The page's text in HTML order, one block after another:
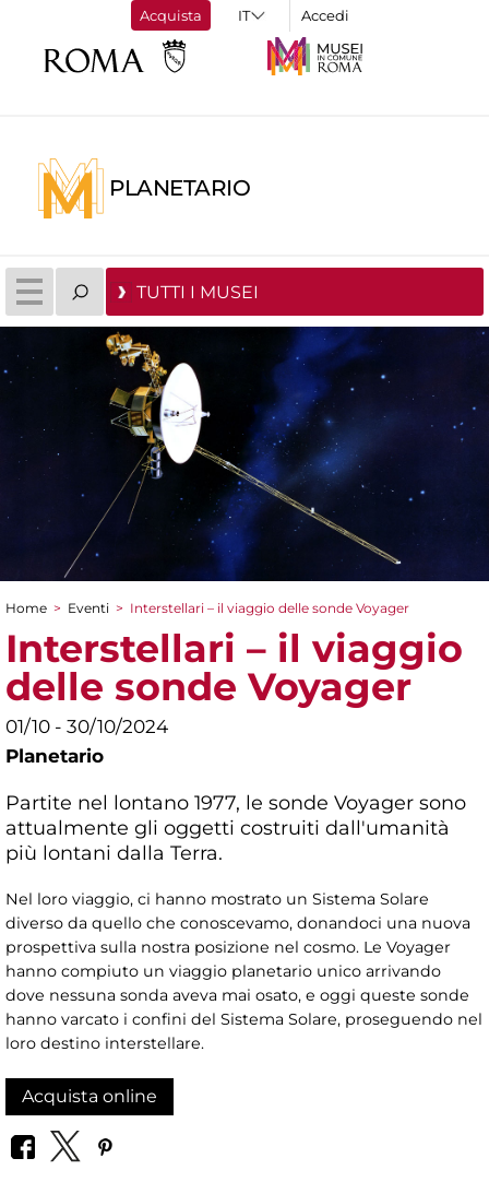
Acquista Accedi
PLANETARIO
TUTTI I MUSEI
Tu sei qui
Home > Eventi > Interstellari – il viaggio delle sonde Voyager
Interstellari – il viaggio
delle sonde Voyager
01/10 - 30/10/2024
Planetario
Partite nel lontano 1977, le sonde Voyager sono
attualmente gli oggetti costruiti dall'umanità
più lontani dalla Terra.
Nel loro viaggio, ci hanno mostrato un Sistema Solare
diverso da quello che conoscevamo, donandoci una nuova
prospettiva sulla nostra posizione nel cosmo. Le Voyager
hanno compiuto un viaggio planetario unico arrivando
dove nessuna sonda aveva mai osato, e oggi queste sonde
hanno varcato i confini del Sistema Solare, proseguendo nel
loro destino interstellare.
Acquista online